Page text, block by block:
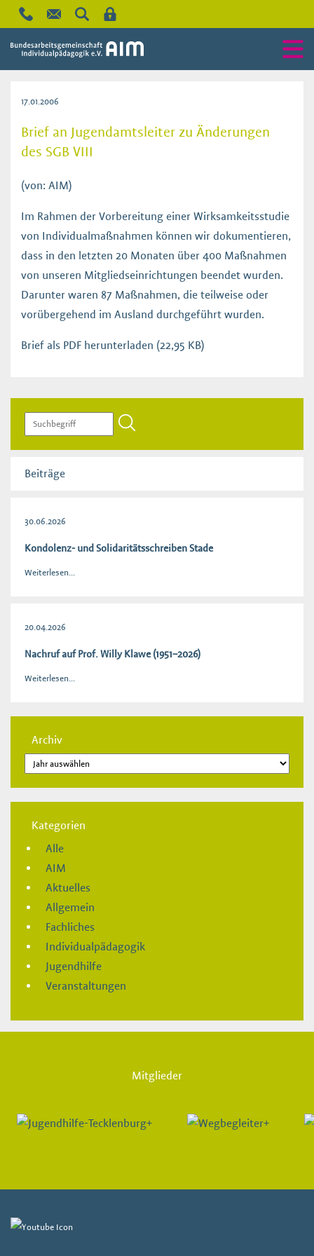
17.01.2006
Brief an Jugendamtsleiter zu Änderungen
des SGB VIII
(von: AIM)
Im Rahmen der Vorbereitung einer Wirksamkeitsstudie
von Individualmaßnahmen können wir dokumentieren,
dass in den letzten 20 Monaten über 400 Maßnahmen
von unseren Mitgliedseinrichtungen beendet wurden.
Darunter waren 87 Maßnahmen, die teilweise oder
vorübergehend im Ausland durchgeführt wurden.
Brief als PDF herunterladen (22,95 KB)
Beiträge
30.06.2026
Kondolenz- und Solidaritätsschreiben Stade
Weiterlesen...
20.04.2026
Nachruf auf Prof. Willy Klawe (1951–2026)
Weiterlesen...
Archiv
Kategorien
Alle
AIM
Aktuelles
Allgemein
Fachliches
Individualpädagogik
Jugendhilfe
Veranstaltungen
Mitglieder